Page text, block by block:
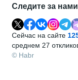
Следите за
Сейчас на сайте
среднем 27
© Habr